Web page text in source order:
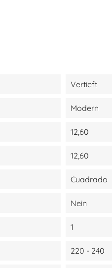
Vertieft
Modern
12,60
12,60
Cuadrado
Nein
1
220 - 240